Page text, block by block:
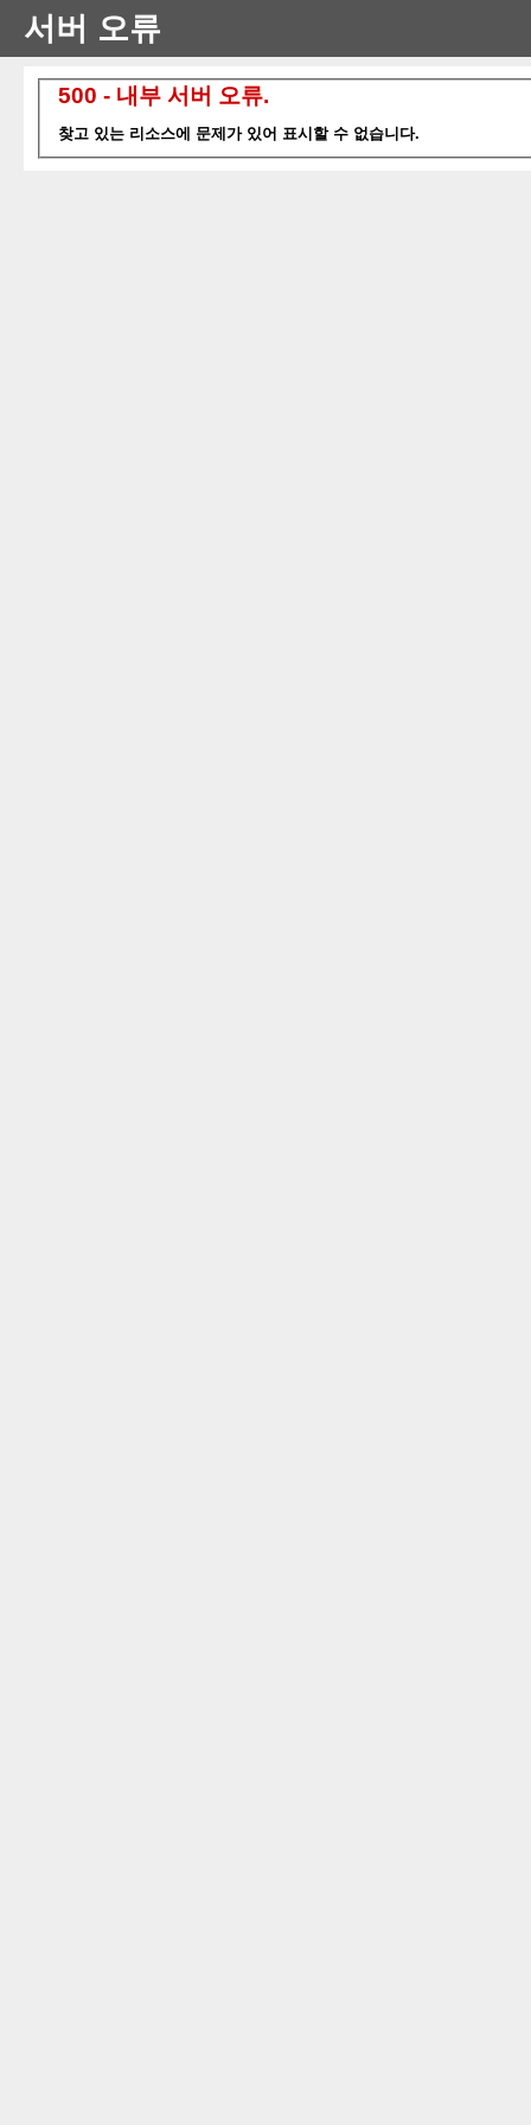
서버 오류
500 - 내부 서버 오류.
찾고 있는 리소스에 문제가 있어 표시할 수 없습니다.